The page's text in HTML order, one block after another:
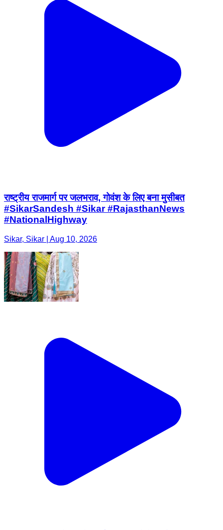
राष्ट्रीय राजमार्ग पर जलभराव, गोवंश के लिए बना मुसीबत
#SikarSandesh #Sikar #RajasthanNews
#NationalHighway
Sikar, Sikar | Aug 10, 2026